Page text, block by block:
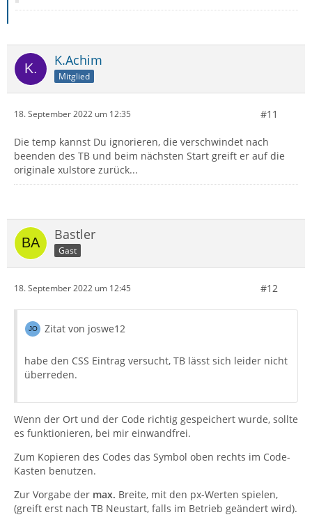
K.Achim
Mitglied
18. September 2022 um 12:35 #11
Die temp kannst Du ignorieren, die verschwindet nach
beenden des TB und beim nächsten Start greift er auf die
originale xulstore zurück...
Bastler
Gast
18. September 2022 um 12:45 #12
Zitat von joswe12
habe den CSS Eintrag versucht, TB lässt sich leider nicht
überreden.
Wenn der Ort und der Code richtig gespeichert wurde, sollte
es funktionieren, bei mir einwandfrei.
Zum Kopieren des Codes das Symbol oben rechts im Code-
Kasten benutzen.
Zur Vorgabe der max. Breite, mit den px-Werten spielen,
(greift erst nach TB Neustart, falls im Betrieb geändert wird).